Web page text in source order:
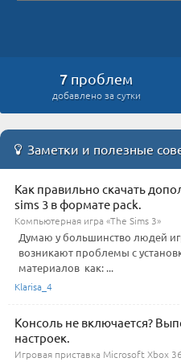
7 проблем
добавлено за сутки
Заметки и полезные
Как правильно скачать
sims 3 в формате pack.
Компьютерная игра «The Sims 3»
Думаю у большинство людей
возникают проблемы с
материалов как: ...
Klarisa_4
Консоль не включается?
настроек.
Игровая приставка Microsoft Xbox